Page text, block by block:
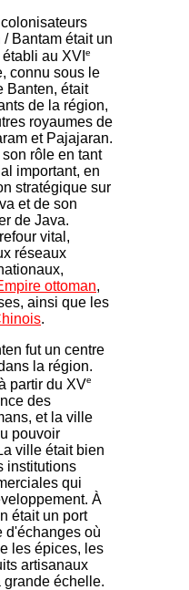
Bantam était un
au XVI e
connu sous le
Banten, était
de la région,
royaumes de
et Pajajaran.
son rôle en tant
important, en
stratégique sur
et de son
de Java.
vital,
réseaux
ottoman,
ainsi que les
.
fut un centre
la région.
partir du XVe
des
et la ville
pouvoir
ville était bien
institutions
qui
À
était un port
d'échanges où
les épices, les
artisanaux
échelle.